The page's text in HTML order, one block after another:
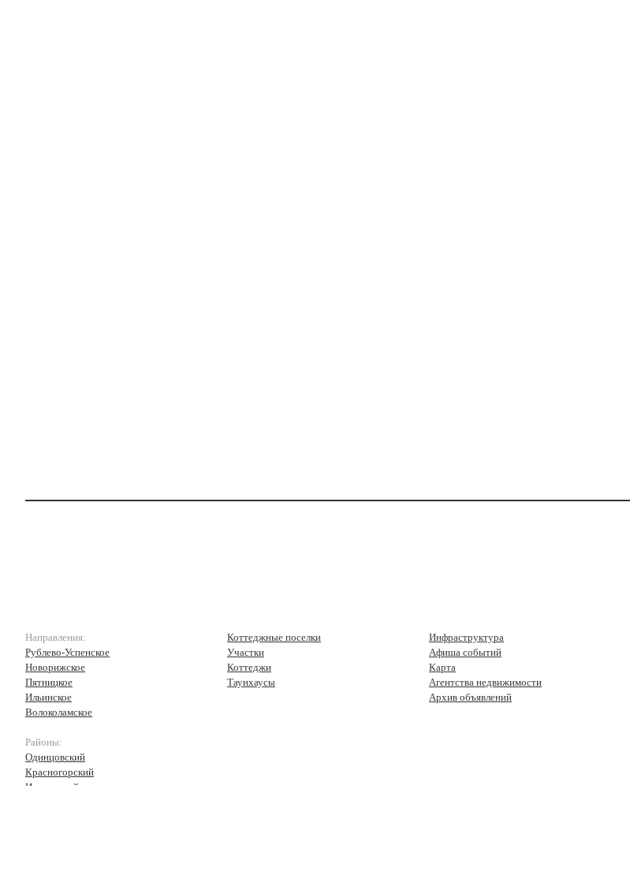
Направления:
Рублево-Успенское
Новорижское
Пятницкое
Ильинское
Волоколамское
Районы:
Одинцовский
Красногорский
Истринский
Коттеджные поселки
Участки
Коттеджи
Таунхаусы
Инфраструктура
Афиша событий
Карта
Агентства недвижимости
Архив объявлений